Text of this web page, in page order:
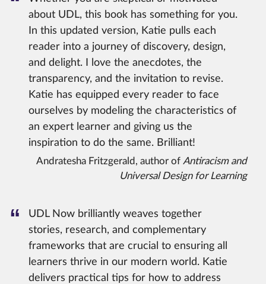
about UDL, this book has something for you.
In this updated version, Katie pulls each
reader into a journey of discovery, design,
and delight. I love the anecdotes, the
transparency, and the invitation to revise.
Katie has equipped every reader to face
ourselves by modeling the characteristics of
an expert learner and giving us the
inspiration to do the same. Brilliant!
Andratesha Fritzgerald, author of Antiracism and
Universal Design for Learning
UDL Now brilliantly weaves together
stories, research, and complementary
frameworks that are crucial to ensuring all
learners thrive in our modern world. Katie
delivers practical tips for how to address